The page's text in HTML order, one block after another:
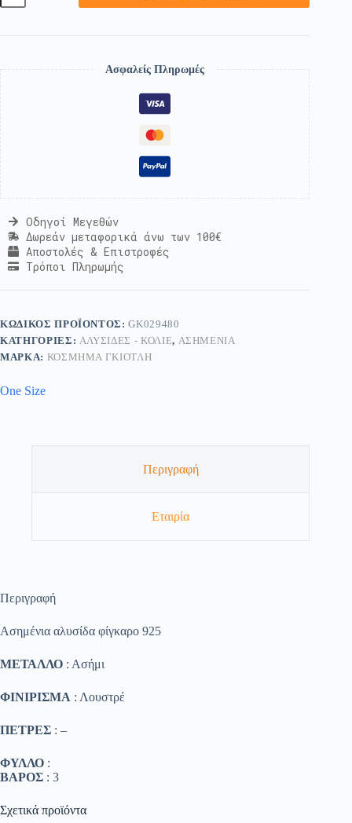
Ασφαλείς Πληρωμές
Οδηγοί Μεγεθών
Δωρεάν μεταφορικά άνω των 100€
Αποστολές & Επιστροφές
Τρόποι Πληρωμής
ΚΩΔΙΚΌΣ ΠΡΟΪΌΝΤΟΣ:GK029480
ΚΑΤΗΓΟΡΊΕΣ: ΑΛΥΣΊΔΕΣ - ΚΟΛΙΈ, ΑΣΗΜΈΝΙΑ
ΜΆΡΚΑ: ΚΟΣΜΗΜΑ ΓΚΙΟΤΛΗ
One Size
Περιγραφή
Εταιρία
Περιγραφή
Ασημένια αλυσίδα φίγκαρο 925
ΜΕΤΑΛΛΟ : Ασήμι
ΦΙΝΙΡΙΣΜΑ : Λουστρέ
ΠΕΤΡΕΣ : –
ΦΥΛΛΟ :
ΒΑΡΟΣ : 3
Σχετικά προϊόντα